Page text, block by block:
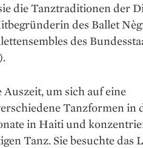
die Tanztraditionen der
des Ballet
des
Auszeit, um sich auf eine
Tanzformen in
in Haiti und
Tanz. Sie besuchte das